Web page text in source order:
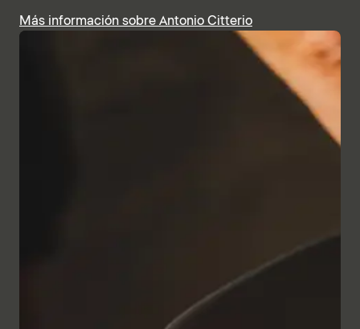
Más información sobre Antonio Citterio